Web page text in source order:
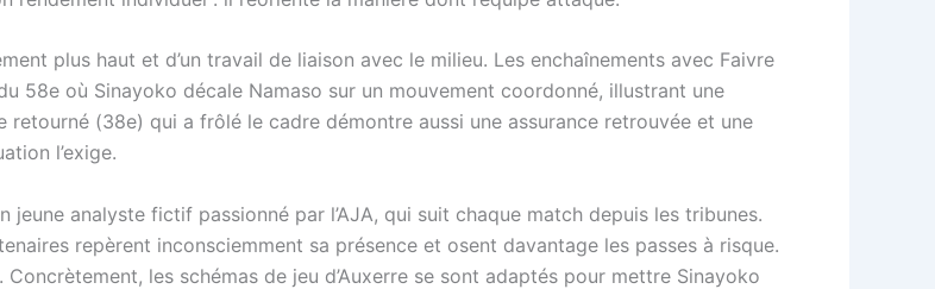
plus haut et d’un travail de liaison avec le milieu. Les enchaînements avec Faivre
58e où Sinayoko décale Namaso sur un mouvement coordonné, illustrant une
(38e) qui a frôlé le cadre démontre aussi une assurance retrouvée et une
l’exige.
analyste fictif passionné par l’AJA, qui suit chaque match depuis les tribunes.
repèrent inconsciemment sa présence et osent davantage les passes à risque.
les schémas de jeu d’Auxerre se sont adaptés pour mettre Sinayoko